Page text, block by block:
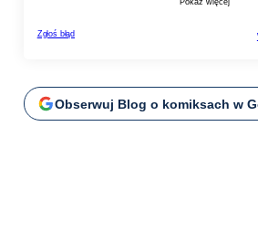
Obserwuj Blog o komiksach w